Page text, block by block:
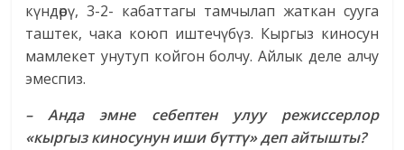
күндөрү, 3-2- кабаттагы тамчылап жаткан сууга
таштек, чака коюп иштечүбүз. Кыргыз киносун
мамлекет унутуп койгон болчу. Айлык деле алчу
эмеспиз.
– Анда эмне себептен улуу режиссерлор
«кыргыз киносунун иши бүттү» деп айтышты?